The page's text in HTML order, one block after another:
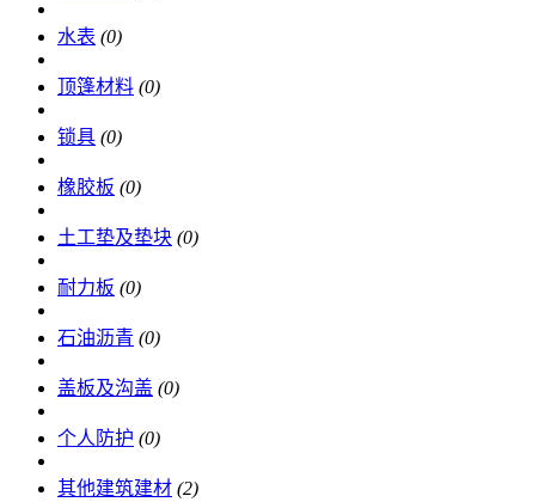
水表 (0)
顶篷材料 (0)
锁具 (0)
橡胶板 (0)
土工垫及垫块 (0)
耐力板 (0)
石油沥青 (0)
盖板及沟盖 (0)
个人防护 (0)
其他建筑建材 (2)